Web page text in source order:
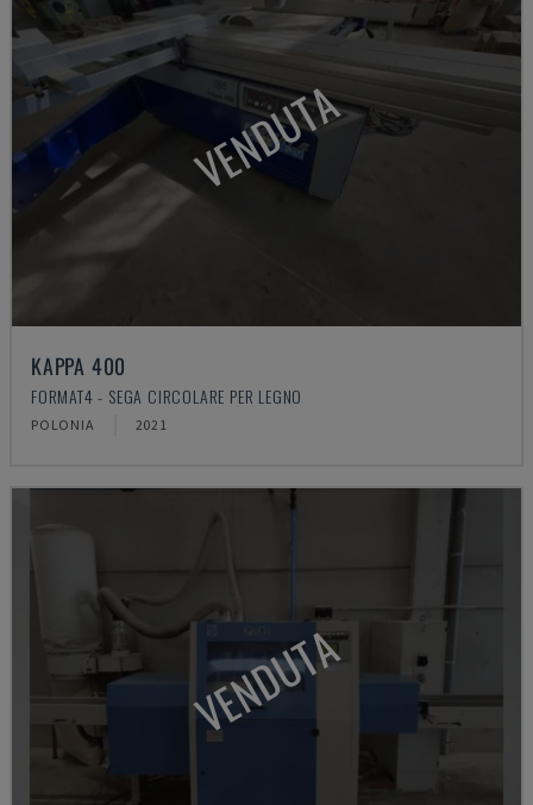
VENDUTA
KAPPA 400
FORMAT4 - SEGA CIRCOLARE PER LEGNO
POLONIA 2021
VENDUTA